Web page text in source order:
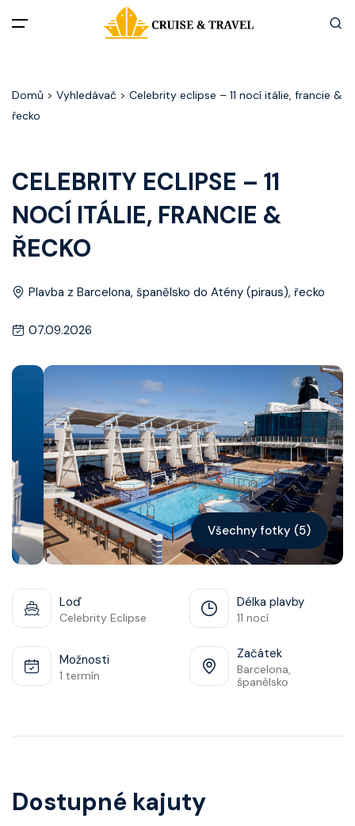
Akční nabídky
Zážitky z plaveb
Užitečné informace
Články
Kontakt
Vyhledat plavbu
Domů > Vyhledávač > Celebrity eclipse – 11 nocí itálie, francie &
řecko
CELEBRITY ECLIPSE – 11
NOCÍ ITÁLIE, FRANCIE &
ŘECKO
Plavba z Barcelona, španělsko do Atény (piraus), řecko
07.09.2026
Všechny fotky (5)
Loď
Celebrity Eclipse
Délka plavby
11 nocí
Možnosti
1 termín
Začátek
Barcelona,
španělsko
Dostupné kajuty